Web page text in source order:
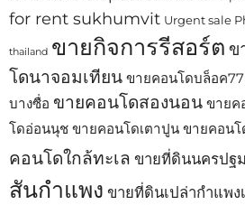
for rent sukhumvit Urgent sale
thailand ขายกิจการรีสอร์ต ข
โดนาจอมเทียน ขายคอนโดบล็อค
บางซื่อ ขายคอนโดสองนอน ขายค
โดอ่อนนุช ขายคอนโดเตาปูน ขายคอนโ
คอนโดใกล้ทะเล ขายที่ดินนครปฐม
สันกำแพง ขายที่ดินเปล่ากำแพ